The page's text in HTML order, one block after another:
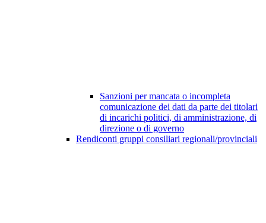
Sanzioni per mancata o incompleta
comunicazione dei dati da parte dei titolari
di incarichi politici, di amministrazione, di
direzione o di governo
Rendiconti gruppi consiliari regionali/provinciali